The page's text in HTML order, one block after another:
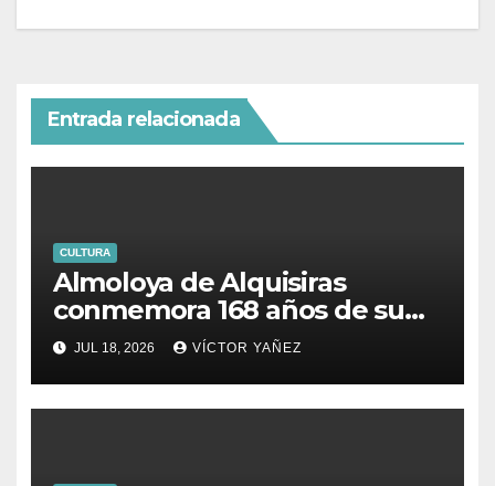
Entrada relacionada
CULTURA
Almoloya de Alquisiras
conmemora 168 años de su
fundación
JUL 18, 2026 VÍCTOR YAÑEZ